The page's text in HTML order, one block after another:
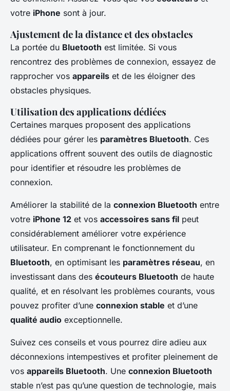
votre iPhone sont à jour.
Ajustement de la distance et des obstacles
La portée du Bluetooth est limitée. Si vous
rencontrez des problèmes de connexion, essayez de
rapprocher vos appareils et de les éloigner des
obstacles physiques.
Utilisation des applications dédiées
Certaines marques proposent des applications
dédiées pour gérer les paramètres Bluetooth. Ces
applications offrent souvent des outils de diagnostic
pour identifier et résoudre les problèmes de
connexion.
Améliorer la stabilité de la connexion Bluetooth entre
votre iPhone 12 et vos accessoires sans fil peut
considérablement améliorer votre expérience
utilisateur. En comprenant le fonctionnement du
Bluetooth, en optimisant les paramètres réseau, en
investissant dans des écouteurs Bluetooth de haute
qualité, et en résolvant les problèmes courants, vous
pouvez profiter d’une connexion stable et d’une
qualité audio exceptionnelle.
Suivez ces conseils et vous pourrez dire adieu aux
déconnexions intempestives et profiter pleinement de
vos appareils Bluetooth. Une connexion Bluetooth
stable n’est pas qu’une question de technologie, mais